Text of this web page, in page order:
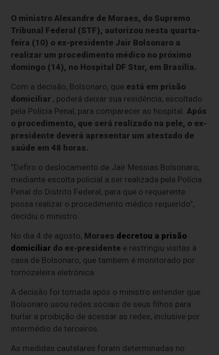
O ministro Alexandre de Moraes, do Supremo
Tribunal Federal (STF), autorizou nesta quarta-
feira (10) o ex-presidente Jair Bolsonaro a
realizar um procedimento médico no próximo
domingo (14), no Hospital DF Star, em Brasília.
Com a decisão, Bolsonaro, que está em prisão
domiciliar , poderá deixar sua residência, escoltado
pela Polícia Penal, para comparecer ao hospital.Após
o procedimento, que será realizado na pele, o ex-
presidente deverá apresentar um atestado de
saúde em 48 horas.
“Defiro o deslocamento de Jair Messias Bolsonaro,
mediante escolta policial a ser realizada pela Polícia
Penal do Distrito Federal, para que o requerente
possa realizar o procedimento médico requerido”,
decidiu o ministro.
No dia 4 de agosto, Moraes decretou a prisão
domiciliar do ex-presidente e restringiu visitas à
casa de Bolsonaro, que também é monitorado por
tornozeleira eletrônica.
A decisão foi tomada após o ministro entender que
Bolsonaro usou redes sociais de seus filhos para
burlar a proibição de acessar as redes, inclusive por
intermédio de terceiros.
As medidas cautelares foram determinadas no